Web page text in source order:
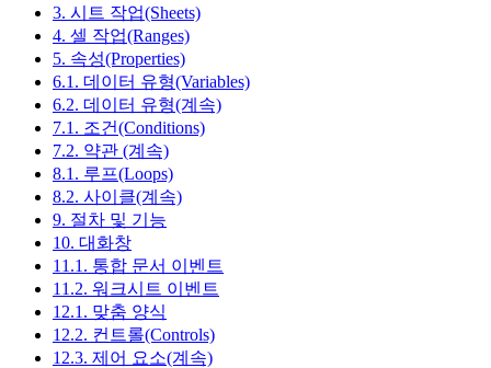
3. 시트 작업(Sheets)
4. 셀 작업(Ranges)
5. 속성(Properties)
6.1. 데이터 유형(Variables)
6.2. 데이터 유형(계속)
7.1. 조건(Conditions)
7.2. 약관 (계속)
8.1. 루프(Loops)
8.2. 사이클(계속)
9. 절차 및 기능
10. 대화창
11.1. 통합 문서 이벤트
11.2. 워크시트 이벤트
12.1. 맞춤 양식
12.2. 컨트롤(Controls)
12.3. 제어 요소(계속)